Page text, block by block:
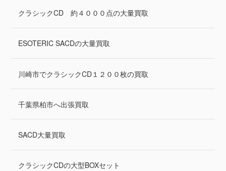
クラシックCD 約４０００点の大量買取
ESOTERIC SACDの大量買取
川崎市でクラシックCD１２００枚の買取
千葉県柏市へ出張買取
SACD大量買取
クラシックCDの大型BOXセット